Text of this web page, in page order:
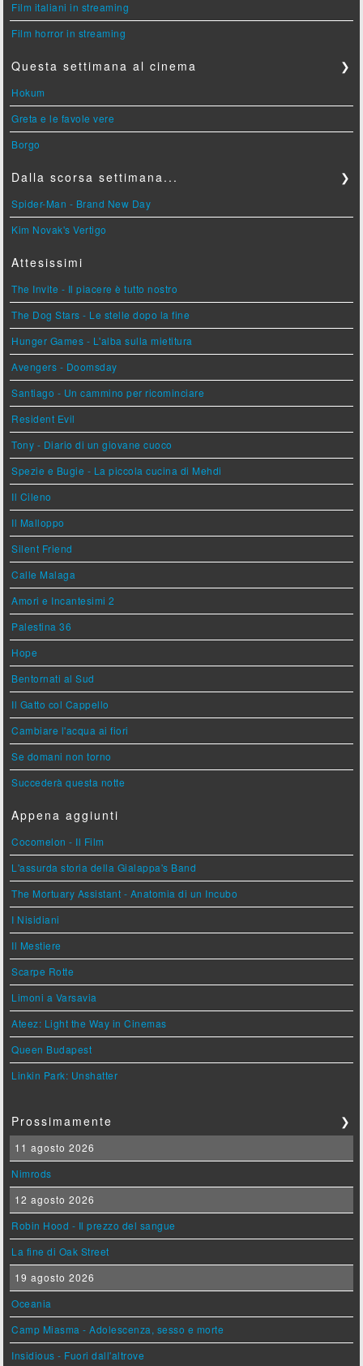
Film italiani in streaming
Film horror in streaming
Questa settimana al cinema ❯
Hokum
Greta e le favole vere
Borgo
Dalla scorsa settimana... ❯
Spider-Man - Brand New Day
Kim Novak's Vertigo
Attesissimi
The Invite - Il piacere è tutto nostro
The Dog Stars - Le stelle dopo la fine
Hunger Games - L'alba sulla mietitura
Avengers - Doomsday
Santiago - Un cammino per ricominciare
Resident Evil
Tony - Diario di un giovane cuoco
Spezie e Bugie - La piccola cucina di Mehdi
Il Cileno
Il Malloppo
Silent Friend
Calle Malaga
Amori e Incantesimi 2
Palestina 36
Hope
Bentornati al Sud
Il Gatto col Cappello
Cambiare l'acqua ai fiori
Se domani non torno
Succederà questa notte
Appena aggiunti
Cocomelon - Il Film
L'assurda storia della Gialappa's Band
The Mortuary Assistant - Anatomia di un Incubo
I Nisidiani
Il Mestiere
Scarpe Rotte
Limoni a Varsavia
Ateez: Light the Way in Cinemas
Queen Budapest
Linkin Park: Unshatter
Prossimamente ❯
11 agosto 2026
Nimrods
12 agosto 2026
Robin Hood - Il prezzo del sangue
La fine di Oak Street
19 agosto 2026
Oceania
Camp Miasma - Adolescenza, sesso e morte
Insidious - Fuori dall'altrove